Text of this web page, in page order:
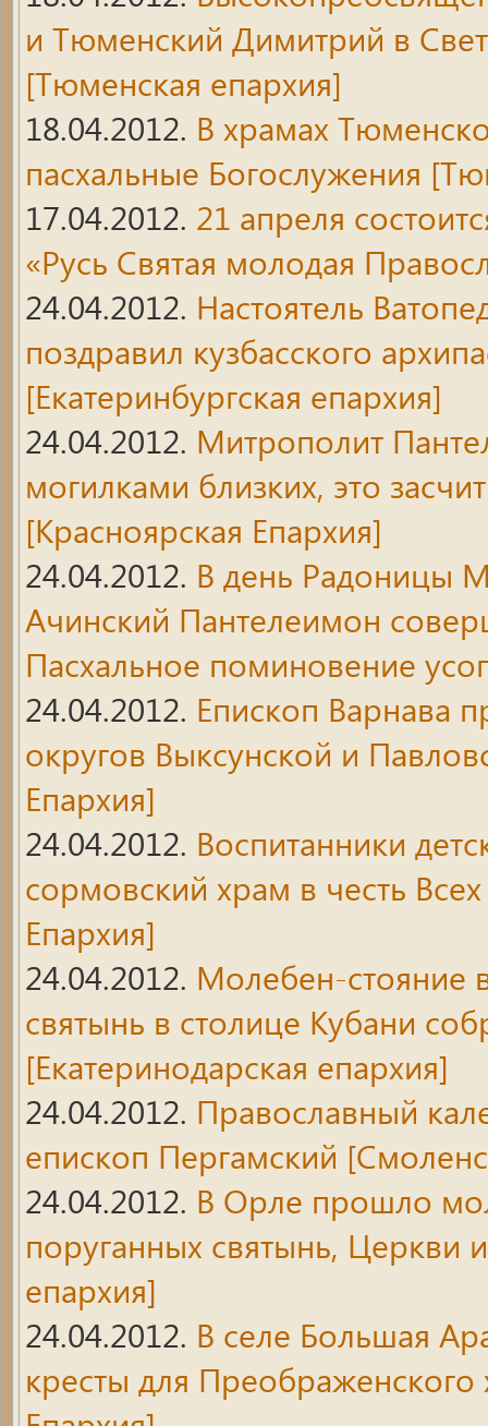
и Тюменский Димитрий в
[Тюменская епархия]
18.04.2012. В храмах
пасхальные Богослужения
17.04.2012. 21 апреля
«Русь Святая молодая
24.04.2012. Настоятель
поздравил кузбасского
[Екатеринбургская епархия]
24.04.2012. Митрополит
могилками близких, это
[Красноярская Епархия]
24.04.2012. В день Радоницы
Ачинский Пантелеимон
Пасхальное поминовение
24.04.2012. Епископ Варнава
округов Выксунской и
Епархия]
24.04.2012. Воспитанники
сормовский храм в честь
Епархия]
24.04.2012. Молебен-стояние
святынь в столице Кубани
[Екатеринодарская епархия]
24.04.2012. Православный
епископ Пергамский
24.04.2012. В Орле прошло
поруганных святынь, Церкви
епархия]
24.04.2012. В селе Большая
кресты для